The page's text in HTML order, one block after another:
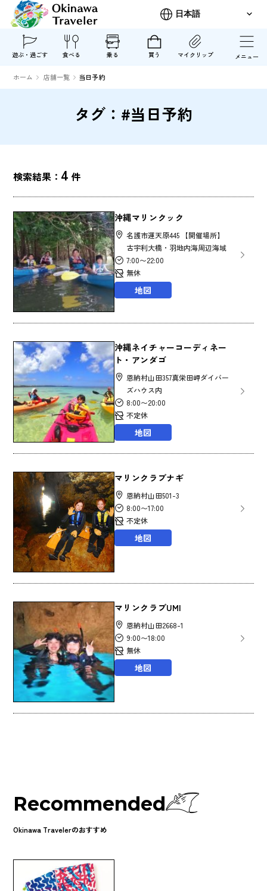
遊ぶ・過ごす 食べる 乗る 買う マイクリップ メニュー
ホーム 店舗一覧 当日予約
タグ：#当日予約
検索結果： 4 件
沖縄マリンクック
名護市運天原445 【開催場所】
古宇利大橋・羽地内海周辺海域
7:00〜22:00
無休
地図
沖縄ネイチャーコーディネー
ト・アンダゴ
恩納村山田357真栄田岬ダイバー
ズハウス内
8:00〜20:00
不定休
地図
マリンクラブナギ
恩納村山田501-3
8:00〜17:00
不定休
地図
マリンクラブUMI
恩納村山田2668-1
9:00〜18:00
無休
地図
Recommended
Okinawa Travelerのおすすめ